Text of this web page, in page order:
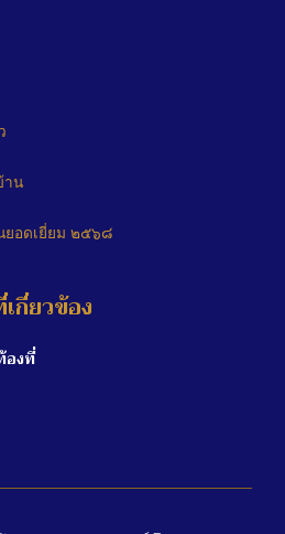
าน
ยอดเยี่ยม ๒๕๖๘
กี่ยวข้อง
องที่